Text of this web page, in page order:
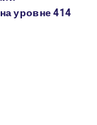
уровне 414